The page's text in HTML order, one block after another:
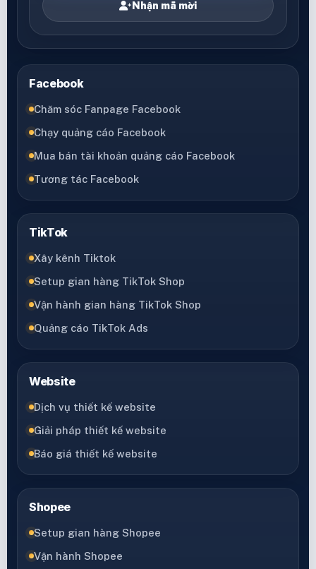
Nhận mã mời
Facebook
Chăm sóc Fanpage Facebook
Chạy quảng cáo Facebook
Mua bán tài khoản quảng cáo Facebook
Tương tác Facebook
TikTok
Xây kênh Tiktok
Setup gian hàng TikTok Shop
Vận hành gian hàng TikTok Shop
Quảng cáo TikTok Ads
Website
Dịch vụ thiết kế website
Giải pháp thiết kế website
Báo giá thiết kế website
Shopee
Setup gian hàng Shopee
Vận hành Shopee